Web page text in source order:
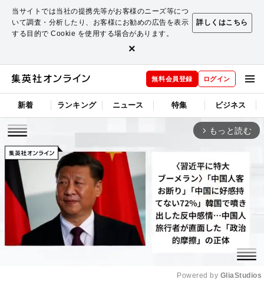
当サイトでは当社の提携先等がお客様のニーズ等につ
いて調査・分析したり、お客様にお勧めの広告を表示
する目的で Cookie を使用する場合があります。
詳しくはこちら
×
無料会員登録 ログイン
新着 ランキング ニュース 特集 ビジネス
arrow_forward_ios もっと読む
Powered by GliaStudios